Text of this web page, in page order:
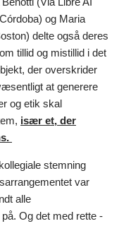
og Maria
delte også deres
tillid og mistillid i det
der overskrider
at generere
og etik skal
især et, der
stemning
var
alle
Og det med rette -